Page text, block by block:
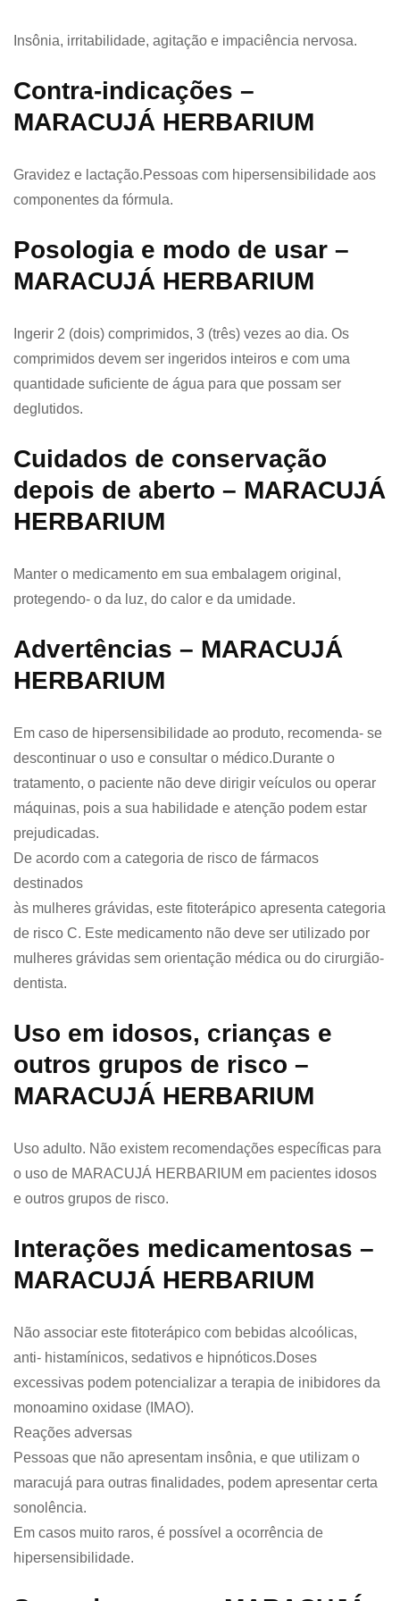
Insônia, irritabilidade, agitação e impaciência nervosa.
Contra-indicações –
MARACUJÁ HERBARIUM
Gravidez e lactação.Pessoas com hipersensibilidade aos
componentes da fórmula.
Posologia e modo de usar –
MARACUJÁ HERBARIUM
Ingerir 2 (dois) comprimidos, 3 (três) vezes ao dia. Os
comprimidos devem ser ingeridos inteiros e com uma
quantidade suficiente de água para que possam ser
deglutidos.
Cuidados de conservação
depois de aberto – MARACUJÁ
HERBARIUM
Manter o medicamento em sua embalagem original,
protegendo- o da luz, do calor e da umidade.
Advertências – MARACUJÁ
HERBARIUM
Em caso de hipersensibilidade ao produto, recomenda- se
descontinuar o uso e consultar o médico.Durante o
tratamento, o paciente não deve dirigir veículos ou operar
máquinas, pois a sua habilidade e atenção podem estar
prejudicadas.
De acordo com a categoria de risco de fármacos
destinados
às mulheres grávidas, este fitoterápico apresenta categoria
de risco C. Este medicamento não deve ser utilizado por
mulheres grávidas sem orientação médica ou do cirurgião-
dentista.
Uso em idosos, crianças e
outros grupos de risco –
MARACUJÁ HERBARIUM
Uso adulto. Não existem recomendações específicas para
o uso de MARACUJÁ HERBARIUM em pacientes idosos
e outros grupos de risco.
Interações medicamentosas –
MARACUJÁ HERBARIUM
Não associar este fitoterápico com bebidas alcoólicas,
anti- histamínicos, sedativos e hipnóticos.Doses
excessivas podem potencializar a terapia de inibidores da
monoamino oxidase (IMAO).
Reações adversas
Pessoas que não apresentam insônia, e que utilizam o
maracujá para outras finalidades, podem apresentar certa
sonolência.
Em casos muito raros, é possível a ocorrência de
hipersensibilidade.